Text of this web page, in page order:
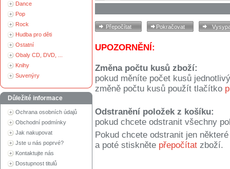
Dance
Pop
Rock
Hudba pro děti
Ostatní
Obaly CD, DVD, ...
Knihy
Suvenýry
Důležité informace
Ochrana osobních údajů
Obchodní podmínky
Jak nakupovat
Jste u nás poprvé?
Kontaktujte nás
Dostupnost titulů
UPOZORNĚNÍ:
Změna počtu kusů zboží:
pokud měníte počet kusů
změně počtu kusů použít tlačítko
Odstranění položek z košíku:
pokud chcete odstranit všechny
Pokud chcete odstranit jen
a poté stiskněte přepočítat zboží.